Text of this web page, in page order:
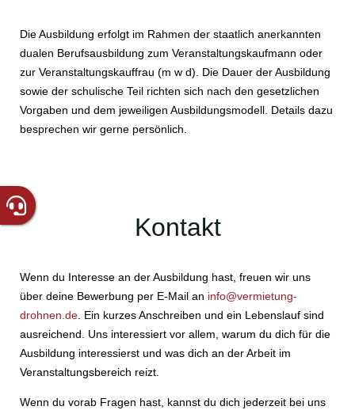
Die Ausbildung erfolgt im Rahmen der staatlich anerkannten
dualen Berufsausbildung zum Veranstaltungskaufmann oder
zur Veranstaltungskauffrau (m w d). Die Dauer der Ausbildung
sowie der schulische Teil richten sich nach den gesetzlichen
Vorgaben und dem jeweiligen Ausbildungsmodell. Details dazu
besprechen wir gerne persönlich.
Kontakt
Wenn du Interesse an der Ausbildung hast, freuen wir uns
über deine Bewerbung per E-Mail an info@vermietung-
drohnen.de. Ein kurzes Anschreiben und ein Lebenslauf sind
ausreichend. Uns interessiert vor allem, warum du dich für die
Ausbildung interessierst und was dich an der Arbeit im
Veranstaltungsbereich reizt.
Wenn du vorab Fragen hast, kannst du dich jederzeit bei uns